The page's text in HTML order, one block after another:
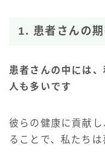
1. 患者さんの
患者さんの中には
人も多いです
彼らの健康に貢献
ることで、私たち